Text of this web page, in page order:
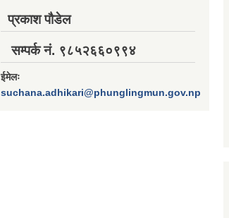
प्रकाश पौडेल
सम्पर्क नं. ९८५२६६०९९४
ईमेलः
suchana.adhikari@phunglingmun.gov.np